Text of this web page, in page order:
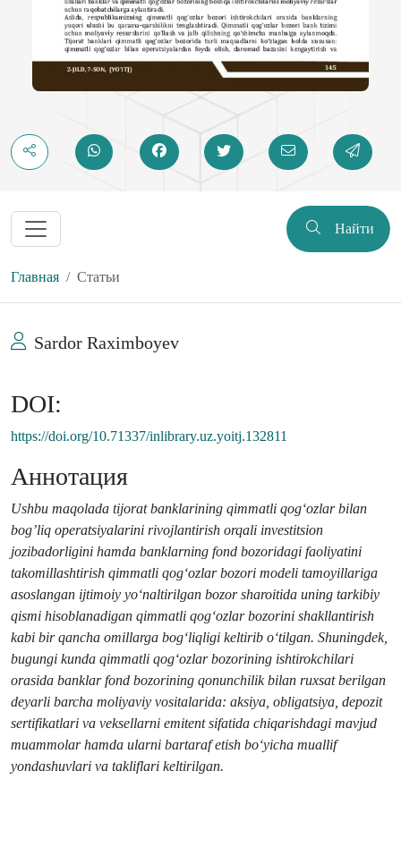
Найти
Главная Статьи
Sardor Raximboyev
DOI:
https://doi.org/10.71337/inlibrary.uz.yoitj.132811
Аннотация
Ushbu maqolada tijorat banklarining qimmatli qog‘ozlar bilan
bog’liq operatsiyalarini rivojlantirish orqali investitsion
jozibadorligini hamda banklarning fond bozoridagi faoliyatini
takomillashtirish qimmatli qog‘ozlar bozori modeli tamoyillariga
asoslangan ijtimoiy yo‘naltirilgan bozor sharoitida uning tarkibiy
qismi hisoblanadigan qimmatli qog‘ozlar bozorini shakllantirish
kabi bir qancha omillarga bog‘liqligi keltirib o‘tilgan. Shuningdek,
bugungi kunda qimmatli qog‘ozlar bozorining ishtirokchilari
orasida banklar fond bozorining qonunchilik bilan ruxsat berilgan
deyarli barcha moliyaviy vositalarida: aksiya, obligatsiya, depozit
sertifikatlari va veksellarni emitent sifatida chiqarishdagi mavjud
muammolar hamda ularni bartaraf etish bo‘yicha muallif
yondashuvlari va takliflari keltirilgan.